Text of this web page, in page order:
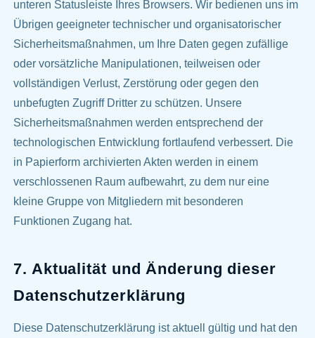
unteren Statusleiste Ihres Browsers. Wir bedienen uns im
Übrigen geeigneter technischer und organisatorischer
Sicherheitsmaßnahmen, um Ihre Daten gegen zufällige
oder vorsätzliche Manipulationen, teilweisen oder
vollständigen Verlust, Zerstörung oder gegen den
unbefugten Zugriff Dritter zu schützen. Unsere
Sicherheitsmaßnahmen werden entsprechend der
technologischen Entwicklung fortlaufend verbessert. Die
in Papierform archivierten Akten werden in einem
verschlossenen Raum aufbewahrt, zu dem nur eine
kleine Gruppe von Mitgliedern mit besonderen
Funktionen Zugang hat.
7. Aktualität und Änderung dieser
Datenschutzerklärung
Diese Datenschutzerklärung ist aktuell gültig und hat den